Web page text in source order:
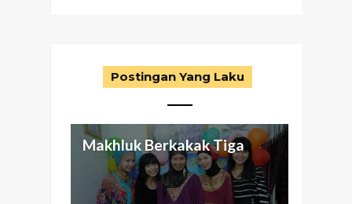
Postingan Yang Laku
Makhluk Berkakak Tiga